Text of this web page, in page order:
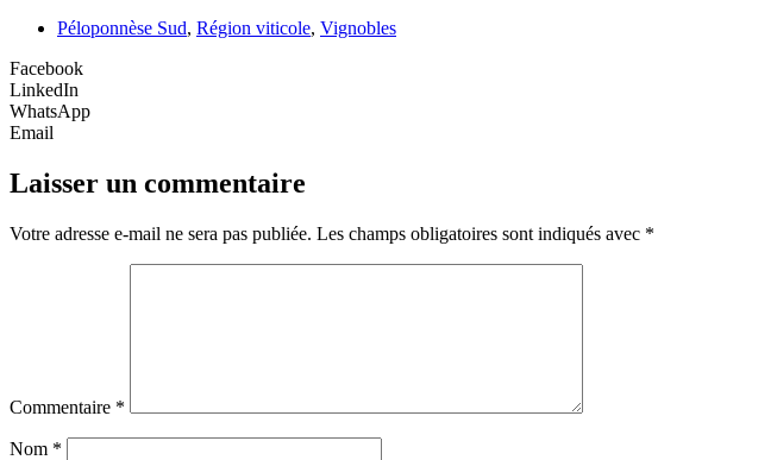
Péloponnèse Sud, Région viticole, Vignobles
Facebook
LinkedIn
WhatsApp
Email
Laisser un commentaire
Votre adresse e-mail ne sera pas publiée. Les champs obligatoires sont indiqués avec *
Commentaire *
Nom *